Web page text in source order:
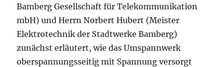
Bamberg Gesellschaft für Telekommunikation
mbH) und Herrn Norbert Hubert (Meister
Elektrotechnik der Stadtwerke Bamberg)
zunächst erläutert, wie das Umspannwerk
oberspannungsseitig mit Spannung versorgt